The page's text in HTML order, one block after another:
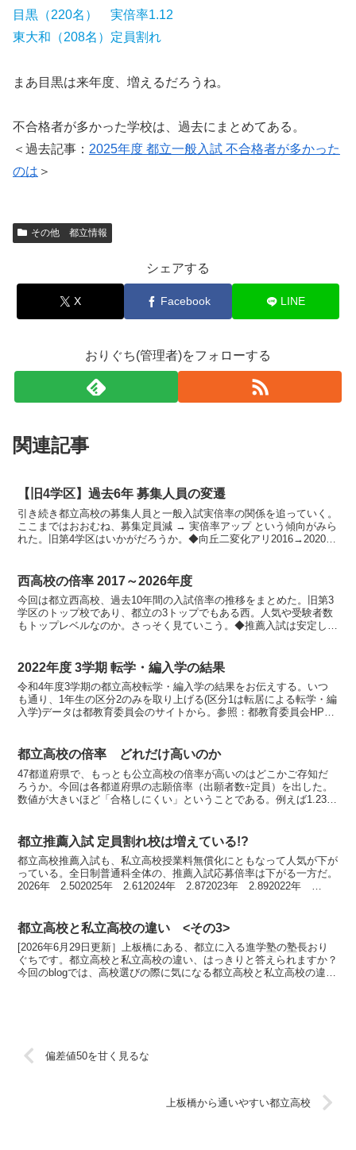
目黒（220名） 実倍率1.12
東大和（208名）定員割れ
まあ目黒は来年度、増えるだろうね。
不合格者が多かった学校は、過去にまとめてある。
＜過去記事： 2025年度 都立一般入試 不合格者が多かった
のは ＞
その他 都立情報
シェアする
X Facebook LINE
おりぐち(管理者)をフォローする
関連記事
【旧4学区】過去6年 募集人員の変遷
引き続き都立高校の募集人員と一般入試実倍率の関係を追っていく。
ここまではおおむね、募集定員減 → 実倍率アップ という傾向がみら
れた。旧第4学区はいかがだろうか。◆向丘二変化アリ2016→2020年
西高校の倍率 2017～2026年度
今回は都立西高校、過去10年間の入試倍率の推移をまとめた。旧第3
学区のトップ校であり、都立の3トップでもある西。人気や受験者数
もトップレベルなのか。さっそく見ていこう。◆推薦入試は安定して
2022年度 3学期 転学・編入学の結果
令和4年度3学期の都立高校転学・編入学の結果をお伝えする。いつ
も通り、1年生の区分2のみを取り上げる(区分1は転居による転学・編
入学)データは都教育委員会のサイトから。参照：都教育委員会HPな
都立高校の倍率 どれだけ高いのか
47都道府県で、もっとも公立高校の倍率が高いのはどこかご存知だ
ろうか。今回は各都道府県の志願倍率（出願者数÷定員）を出した。
数値が大きいほど「合格しにくい」ということである。例えば1.23倍
都立推薦入試 定員割れ校は増えている!?
都立高校推薦入試も、私立高校授業料無償化にともなって人気が下が
っている。全日制普通科全体の、推薦入試応募倍率は下がる一方だ。
2026年 2.502025年 2.612024年 2.872023年 2.892022年
都立高校と私立高校の違い <その3>
[2026年6月29日更新］上板橋にある、都立に入る進学塾の塾長おり
ぐちです。都立高校と私立高校の違い、はっきりと答えられますか？
今回のblogでは、高校選びの際に気になる都立高校と私立高校の違い
偏差値50を甘く見るな
上板橋から通いやすい都立高校